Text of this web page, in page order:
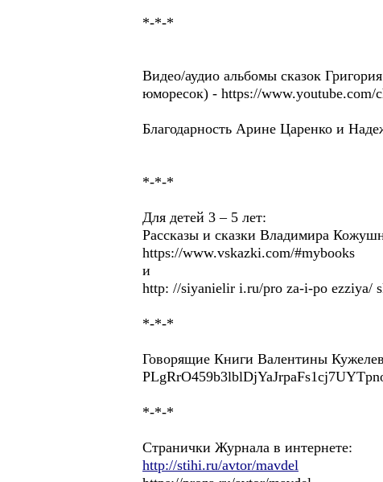
*-*-*
Видео/аудио альбомы сказок
юморесок) - https://
Благодарность Арине Царенко и
*-*-*
Для детей 3 – 5 лет:
Рассказы и сказки Владимира
https://www.vskazki.com/#mybooks
и
http: //siyanielir i.ru/pro za-i-po ezziya/
*-*-*
Говорящие Книги Валентины
*-*-*
Странички Журнала в интернете:
http://stihi.ru/avtor/mavdel